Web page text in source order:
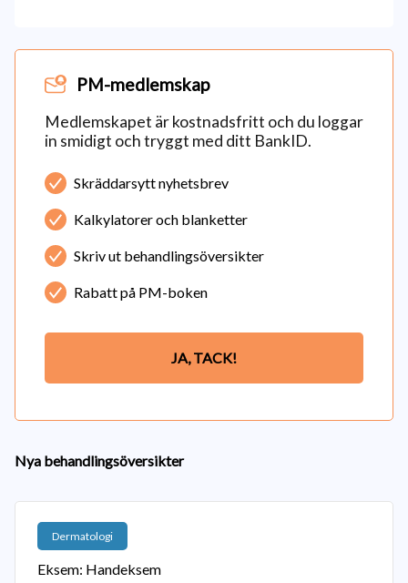
PM-medlemskap
Medlemskapet är kostnadsfritt och du loggar
in smidigt och tryggt med ditt BankID.
Skräddarsytt nyhetsbrev
Kalkylatorer och blanketter
Skriv ut behandlingsöversikter
Rabatt på PM-boken
JA, TACK!
Nya behandlingsöversikter
Dermatologi
Eksem: Handeksem